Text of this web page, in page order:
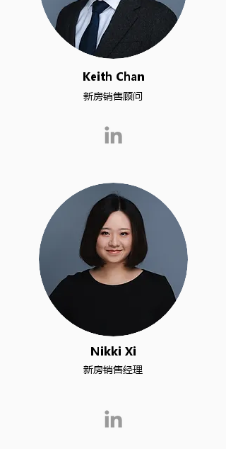
Keith Chan
新房销售顾问
Nikki Xi
新房销售经理